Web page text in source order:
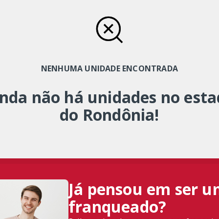
NENHUMA UNIDADE ENCONTRADA
não há unidades no
do Rondônia!
Já pensou em ser
franqueado?